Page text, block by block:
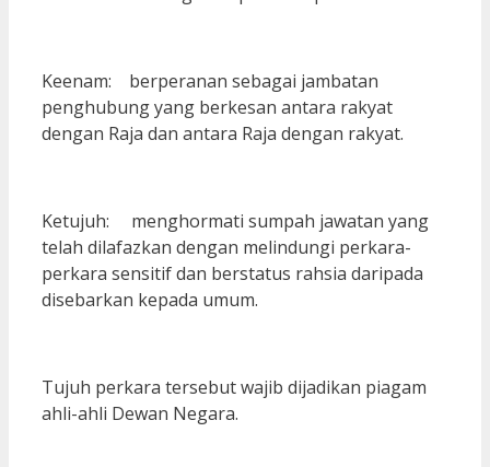
Keenam: berperanan sebagai jambatan
penghubung yang berkesan antara rakyat
dengan Raja dan antara Raja dengan rakyat.
Ketujuh: menghormati sumpah jawatan yang
telah dilafazkan dengan melindungi perkara-
perkara sensitif dan berstatus rahsia daripada
disebarkan kepada umum.
Tujuh perkara tersebut wajib dijadikan piagam
ahli-ahli Dewan Negara.